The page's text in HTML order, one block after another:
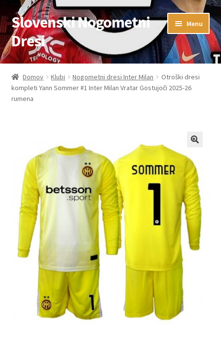
Skip
to
navigation
Skip
to
content
Slovenski Nogometni
Dresi
Menu
Domov
Blog
Košarica
Moj račun
Trgovina
Zaključek nakupa
Domov Klubi Nogometni dresi Inter Milan
Otroški dresi
kompleti Yann Sommer #1 Inter Milan Vratar Gostujoči 2025-26
rumena